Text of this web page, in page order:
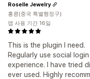
This is the plugin I need.
Regularly use social
experience. I have tried
ever used. Highly
Roselle Jewelry
홍콩(중국 특별행정구)
앱 사용 기간 16일